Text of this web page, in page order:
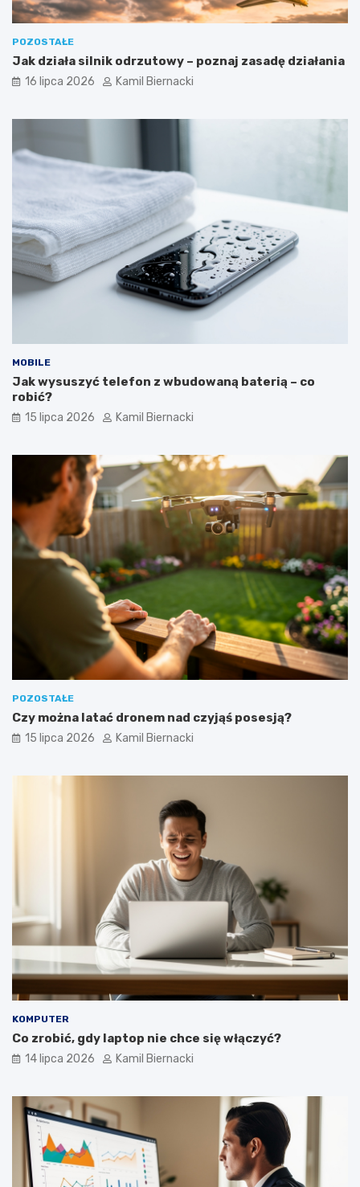
POZOSTAŁE
Jak działa silnik odrzutowy – poznaj zasadę działania
16 lipca 2026 Kamil Biernacki
MOBILE
Jak wysuszyć telefon z wbudowaną baterią – co
robić?
15 lipca 2026 Kamil Biernacki
POZOSTAŁE
Czy można latać dronem nad czyjąś posesją?
15 lipca 2026 Kamil Biernacki
KOMPUTER
Co zrobić, gdy laptop nie chce się włączyć?
14 lipca 2026 Kamil Biernacki